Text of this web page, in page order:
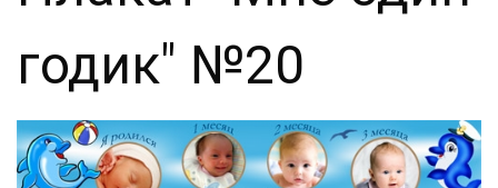
годик" №20